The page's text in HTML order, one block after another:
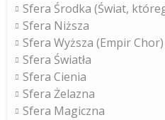
Sfera Środka (Świat,
Sfera Niższa
Sfera Wyższa (Empir Chor)
Sfera Światła
Sfera Cienia
Sfera Żelazna
Sfera Magiczna